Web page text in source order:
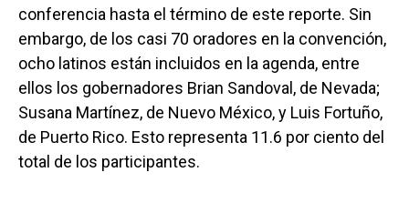
conferencia hasta el término de este reporte. Sin
embargo, de los casi 70 oradores en la convención,
ocho latinos están incluidos en la agenda, entre
ellos los gobernadores Brian Sandoval, de Nevada;
Susana Martínez, de Nuevo México, y Luis Fortuño,
de Puerto Rico. Esto representa 11.6 por ciento del
total de los participantes.